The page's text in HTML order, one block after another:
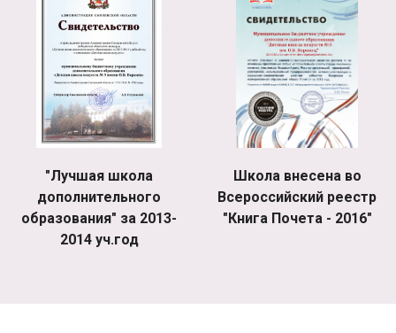
"Лучшая школа
дополнительного
образования" за 2013-
2014 уч.год
Школа внесена во
Всероссийский реестр
"Книга Почета - 2016"